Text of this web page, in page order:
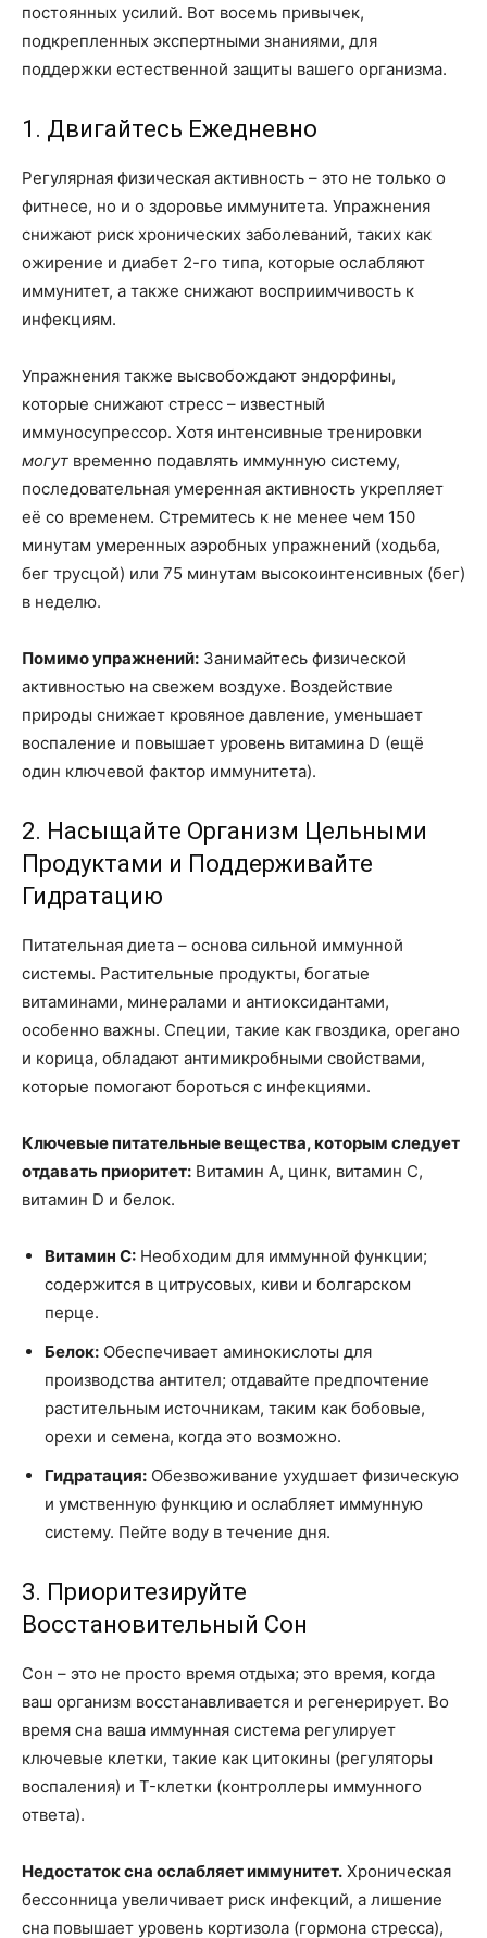
постоянных усилий. Вот восемь привычек,
подкрепленных экспертными знаниями, для
поддержки естественной защиты вашего организма.
1. Двигайтесь Ежедневно
Регулярная физическая активность – это не только о
фитнесе, но и о здоровье иммунитета. Упражнения
снижают риск хронических заболеваний, таких как
ожирение и диабет 2-го типа, которые ослабляют
иммунитет, а также снижают восприимчивость к
инфекциям.
Упражнения также высвобождают эндорфины,
которые снижают стресс – известный
иммуносупрессор. Хотя интенсивные тренировки
могут временно подавлять иммунную систему,
последовательная умеренная активность укрепляет
её со временем. Стремитесь к не менее чем 150
минутам умеренных аэробных упражнений (ходьба,
бег трусцой) или 75 минутам высокоинтенсивных (бег)
в неделю.
Помимо упражнений: Занимайтесь физической
активностью на свежем воздухе. Воздействие
природы снижает кровяное давление, уменьшает
воспаление и повышает уровень витамина D (ещё
один ключевой фактор иммунитета).
2. Насыщайте Организм Цельными
Продуктами и Поддерживайте
Гидратацию
Питательная диета – основа сильной иммунной
системы. Растительные продукты, богатые
витаминами, минералами и антиоксидантами,
особенно важны. Специи, такие как гвоздика, орегано
и корица, обладают антимикробными свойствами,
которые помогают бороться с инфекциями.
Ключевые питательные вещества, которым следует
отдавать приоритет: Витамин A, цинк, витамин C,
витамин D и белок.
Витамин C: Необходим для иммунной функции;
содержится в цитрусовых, киви и болгарском
перце.
Белок: Обеспечивает аминокислоты для
производства антител; отдавайте предпочтение
растительным источникам, таким как бобовые,
орехи и семена, когда это возможно.
Гидратация: Обезвоживание ухудшает физическую
и умственную функцию и ослабляет иммунную
систему. Пейте воду в течение дня.
3. Приоритезируйте
Восстановительный Сон
Сон – это не просто время отдыха; это время, когда
ваш организм восстанавливается и регенерирует. Во
время сна ваша иммунная система регулирует
ключевые клетки, такие как цитокины (регуляторы
воспаления) и T-клетки (контроллеры иммунного
ответа).
Недостаток сна ослабляет иммунитет. Хроническая
бессонница увеличивает риск инфекций, а лишение
сна повышает уровень кортизола (гормона стресса),